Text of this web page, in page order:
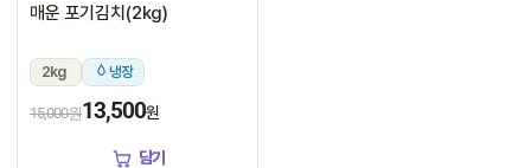
매운 포기김치(2kg)
2kg 냉장
15,000원13,500원
담기